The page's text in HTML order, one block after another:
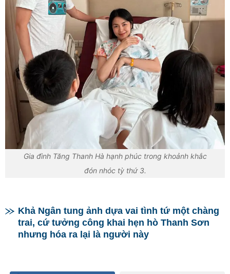
Gia đình Tăng Thanh Hà hạnh phúc trong khoảnh khắc
đón nhóc tỳ thứ 3.
Khả Ngân tung ảnh dựa vai tình tứ một chàng
trai, cứ tưởng công khai hẹn hò Thanh Sơn
nhưng hóa ra lại là người này